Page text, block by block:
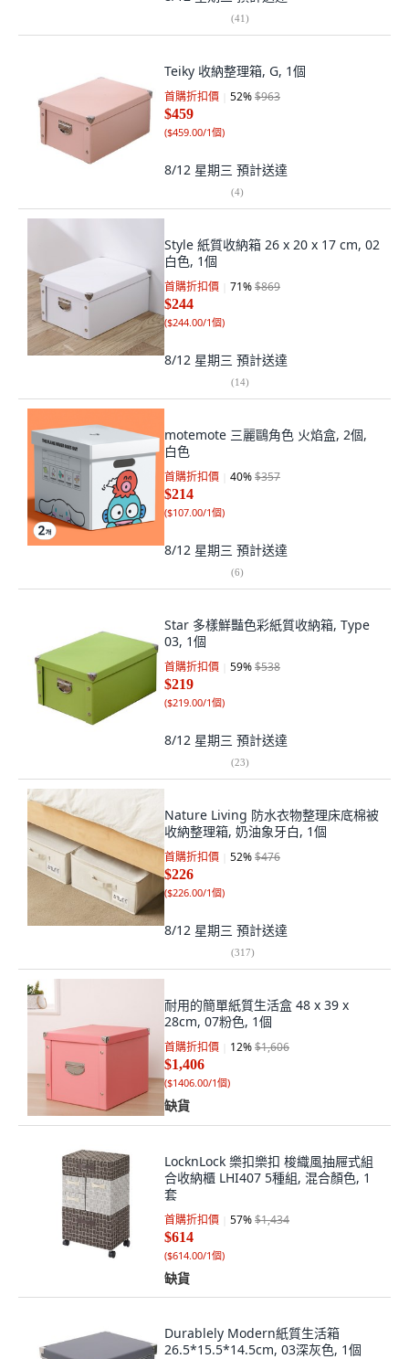
(41)
Teiky 收納整理箱, G, 1個
首購折扣價 52%$963
$459
($459.00/1個)
8/12 星期三 預計送達
(4)
Style 紙質收納箱 26 x 20 x 17 cm, 02
白色, 1個
首購折扣價 71%$869
$244
($244.00/1個)
8/12 星期三 預計送達
(14)
motemote 三麗鷗角色 火焰盒, 2個,
白色
首購折扣價 40%$357
$214
($107.00/1個)
8/12 星期三 預計送達
(6)
Star 多樣鮮豔色彩紙質收納箱, Type
03, 1個
首購折扣價 59%$538
$219
($219.00/1個)
8/12 星期三 預計送達
(23)
Nature Living 防水衣物整理床底棉被
收納整理箱, 奶油象牙白, 1個
首購折扣價 52%$476
$226
($226.00/1個)
8/12 星期三 預計送達
(317)
耐用的簡單紙質生活盒 48 x 39 x
28cm, 07粉色, 1個
首購折扣價 12%$1,606
$1,406
($1406.00/1個)
缺貨
LocknLock 樂扣樂扣 梭織風抽屜式組
合收納櫃 LHI407 5種組, 混合顏色, 1
套
首購折扣價 57%$1,434
$614
($614.00/1個)
缺貨
Durablely Modern紙質生活箱
26.5*15.5*14.5cm, 03深灰色, 1個